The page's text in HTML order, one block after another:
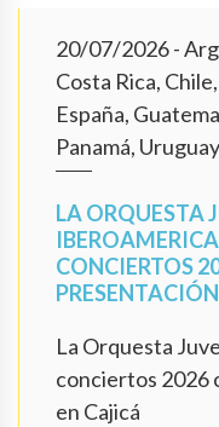
20/07/2026-
Costa Rica,
España,
Panamá,
LA ORQUESTA
CONCIERTOS
La Orquesta
conciertos 2026
en Cajicá